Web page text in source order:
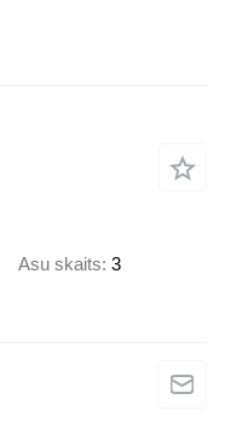
Asu skaits 3